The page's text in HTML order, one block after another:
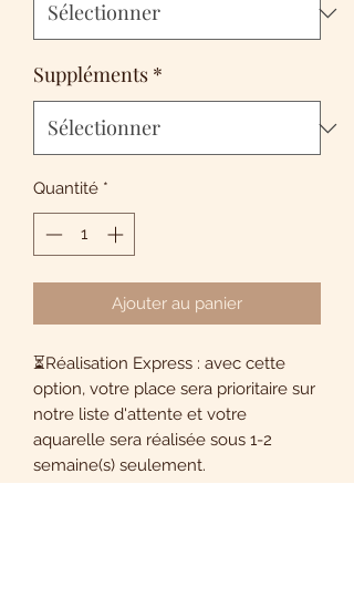
Suppléments *
Quantité *
Ajouter au panier
⏳Réalisation Express : avec cette
option, votre place sera prioritaire sur
notre liste d'attente et votre
aquarelle sera réalisée sous 1-2
semaine(s) seulement.